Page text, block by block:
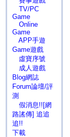
TV/PC
Game
Online
Game
APP手遊
Game遊戲
虛寶序號
成人遊戲
Blog網誌
Forum論壇/評
測
假消息!![網
路謠傳] 追追
追!!
下載